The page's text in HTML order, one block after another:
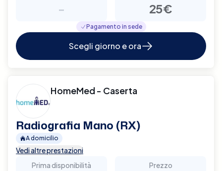
- 25€
Pagamento in sede
Scegli giorno e ora
HomeMed - Caserta
Radiografia Mano (RX)
A domicilio
Vedi altre prestazioni
Prima disponibilità
Prezzo